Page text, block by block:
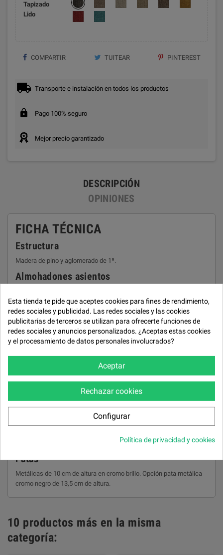
Tapizado
Lido
COMPARTIR TUITEAR PINTEREST
Transporte e instalación en todos los productos
Pago 100% seguro
Mejor precio garantizado
DESCRIPCIÓN
OPINIONES
FICHA TÉCNICA
Estructura
Madera de pino y aglomerado de 1ª.
Almohadones asientos
Almohadones respaldos
Fibra hueca garantizada.
Almohadones brazos
Deslizantes. Desenfundables.
Respaldos
Brazos
Patas
Metálicas de 10 cm de altura en cromo brillo. Opción pata metálica
cromo negro de 13,5 cm de altura.
10 productos más en la misma
categoría:
Esta tienda te pide que aceptes cookies para fines de rendimiento,
redes sociales y publicidad. Las redes sociales y las cookies
publicitarias de terceros se utilizan para ofrecerte funciones de
redes sociales y anuncios personalizados. ¿Aceptas estas cookies
y el procesamiento de datos personales involucrados?
Aceptar
Rechazar cookies
Configurar
Política de privacidad y cookies